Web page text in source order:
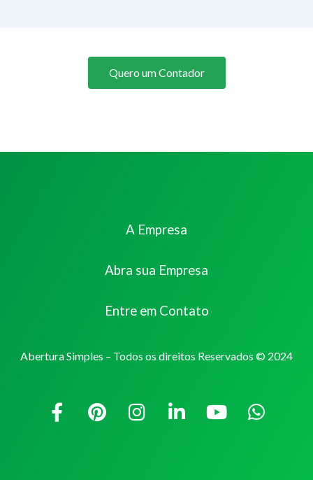
Quero um Contador
A Empresa
Abra sua Empresa
Entre em Contato
Abertura Simples – Todos os direitos Reservados © 2024